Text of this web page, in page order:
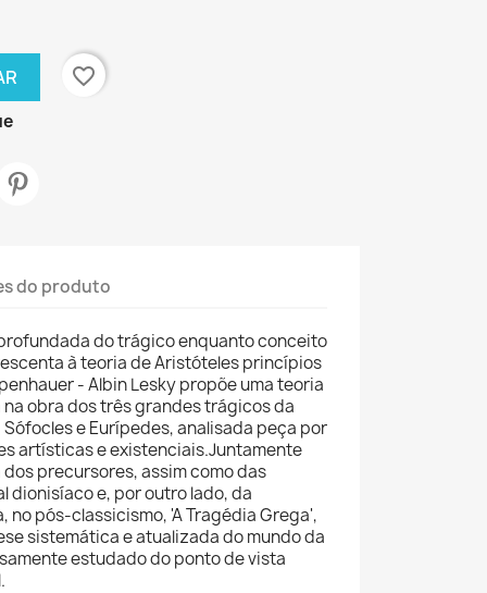
favorite_border
do produto
do trágico enquanto conceito
à teoria de Aristóteles princípios
- Albin Lesky propõe uma teoria
obra dos três grandes trágicos da
e Eurípedes, analisada peça por
artísticas e existenciais.Juntamente
precursores, assim como das
dionisíaco e, por outro lado, da
pós-classicismo, 'A Tragédia Grega',
sistemática e atualizada do mundo da
estudado do ponto de vista